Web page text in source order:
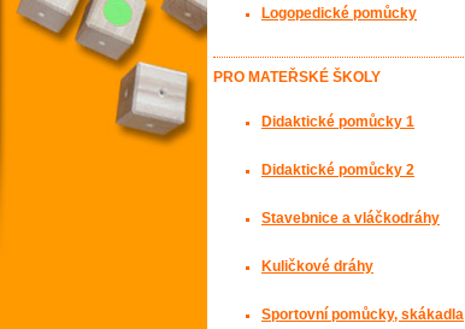
Logopedické pomůcky
PRO MATEŘSKÉ ŠKOLY
Didaktické pomůcky 1
Didaktické pomůcky 2
Stavebnice a vláčkodráhy
Kuličkové dráhy
Sportovní pomůcky, skákadla